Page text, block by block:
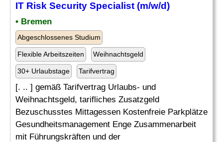
IT Risk Security Specialist (m/w/d)
• Bremen
Abgeschlossenes Studium
Flexible Arbeitszeiten Weihnachtsgeld
30+ Urlaubstage Tarifvertrag
[. .. ] gemäß Tarifvertrag Urlaubs- und
Weihnachtsgeld, tarifliches Zusatzgeld
Bezuschusstes Mittagessen Kostenfreie Parkplätze
Gesundheitsmanagement Enge Zusammenarbeit
mit Führungskräften und der